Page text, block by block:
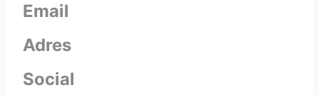
Email
Adres
Social